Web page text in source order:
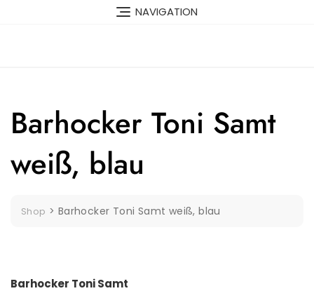
NAVIGATION
Barhocker Toni Samt
weiß, blau
Shop > Barhocker Toni Samt weiß, blau
Barhocker Toni Samt